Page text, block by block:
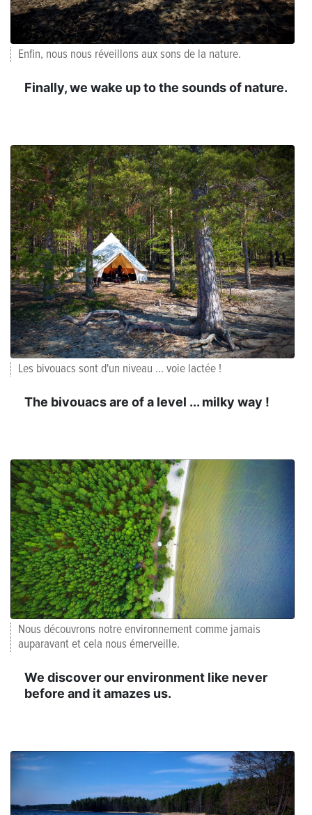
Enfin, nous nous réveillons aux sons de la nature.
Finally, we wake up to the sounds of nature.
Les bivouacs sont d'un niveau ... voie lactée !
The bivouacs are of a level ... milky way !
Nous découvrons notre environnement comme jamais
auparavant et cela nous émerveille.
We discover our environment like never
before and it amazes us.